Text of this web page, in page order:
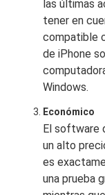
las últimas
tener en
compatible
de iPhone
Windows.
Económico
El software
un alto
es
una prueba